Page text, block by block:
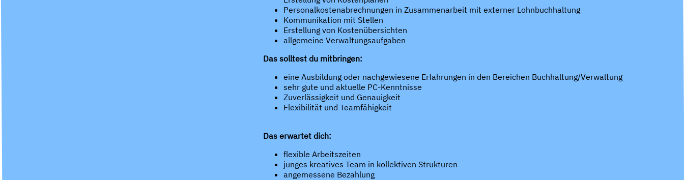
Personalkostenabrechnungen in Zusammenarbeit mit externer Lohnbuchhaltung
Kommunikation mit Stellen
Erstellung von Kostenübersichten
allgemeine Verwaltungsaufgaben
Das solltest du mitbringen:
eine Ausbildung oder nachgewiesene Erfahrungen in den Bereichen Buchhaltung/Verwaltung
sehr gute und aktuelle PC-Kenntnisse
Zuverlässigkeit und Genauigkeit
Flexibilität und Teamfähigkeit
Das erwartet dich:
flexible Arbeitszeiten
junges kreatives Team in kollektiven Strukturen
angemessene Bezahlung